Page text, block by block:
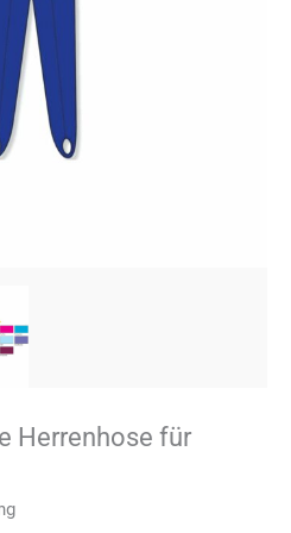
Herrenhose für